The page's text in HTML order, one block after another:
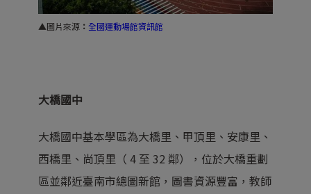
▲圖片來源 ： 全國運動場館資訊館
大橋國中
大橋國中基本學區為大橋里、甲頂里、安康里、
西橋里、尚頂里（ 4 至 32 鄰），位於大橋重劃
區並鄰近臺南市總圖新館，圖書資源豐富，教師